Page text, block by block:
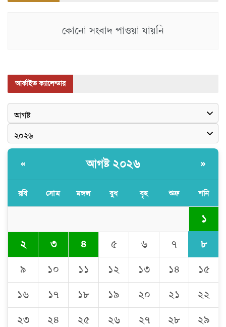
কোনো সংবাদ পাওয়া যায়নি
আর্কাইভ ক্যালেন্ডার
« আগষ্ট ২০২৬ »
রবি সোম মঙ্গল বুধ বৃহ শুক্র শনি
১
২ ৩ ৪ ৫ ৬ ৭ ৮
৯ ১০ ১১ ১২ ১৩ ১৪
১৫
১৬
১৭ ১৮ ১৯ ২০ ২১
২২
২৩
২৪ ২৫ ২৬ ২৭ ২৮
২৯